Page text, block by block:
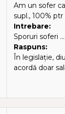
Am un sofer
supl., 100% ptr
Intrebare:
Sporuri soferi ...
Raspuns:
În legislație,
acordă doar